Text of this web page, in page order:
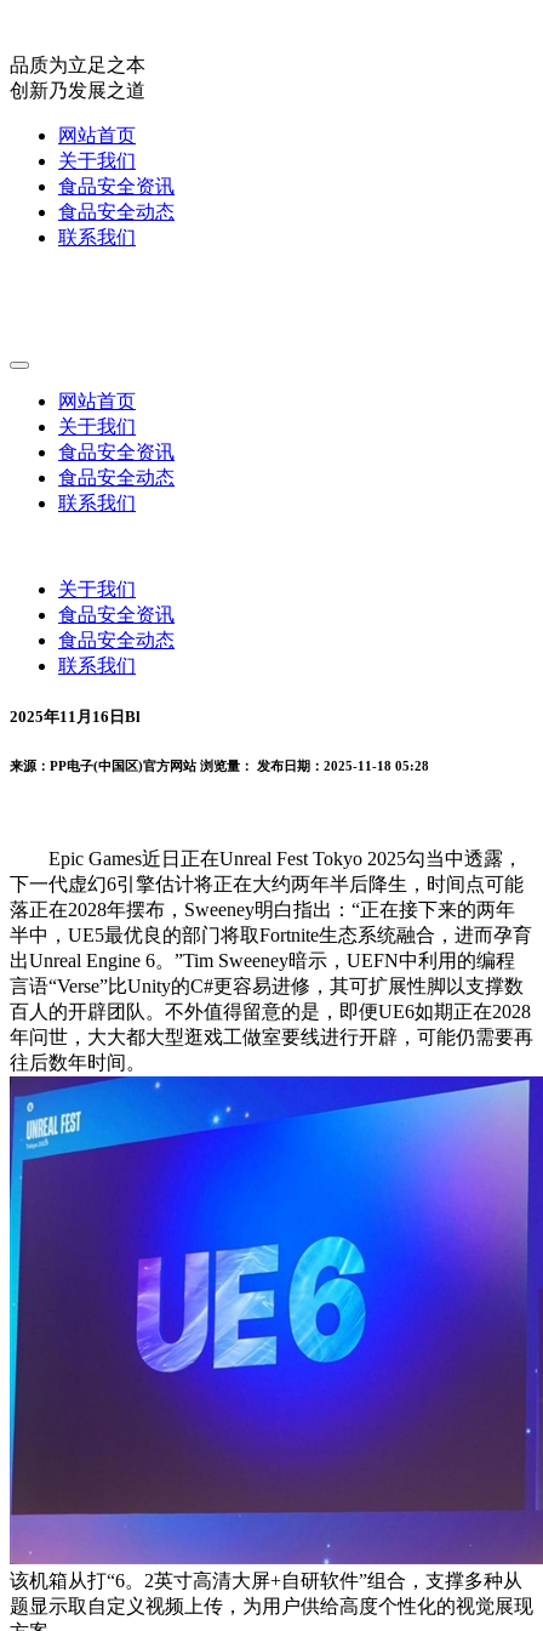
品质为立足之本
创新乃发展之道
网站首页
关于我们
食品安全资讯
食品安全动态
联系我们
网站首页
关于我们
食品安全资讯
食品安全动态
联系我们
关于我们
食品安全资讯
食品安全动态
联系我们
2025年11月16日Bl
来源：PP电子(中国区)官方网站 浏览量： 发布日期：2025-11-18 05:28
Epic Games近日正在Unreal Fest Tokyo 2025勾当中透露，
下一代虚幻6引擎估计将正在大约两年半后降生，时间点可能
落正在2028年摆布，Sweeney明白指出：“正在接下来的两年
半中，UE5最优良的部门将取Fortnite生态系统融合，进而孕育
出Unreal Engine 6。”Tim Sweeney暗示，UEFN中利用的编程
言语“Verse”比Unity的C#更容易进修，其可扩展性脚以支撑数
百人的开辟团队。不外值得留意的是，即便UE6如期正在2028
年问世，大大都大型逛戏工做室要线进行开辟，可能仍需要再
往后数年时间。
该机箱从打“6。2英寸高清大屏+自研软件”组合，支撑多种从
题显示取自定义视频上传，为用户供给高度个性化的视觉展现